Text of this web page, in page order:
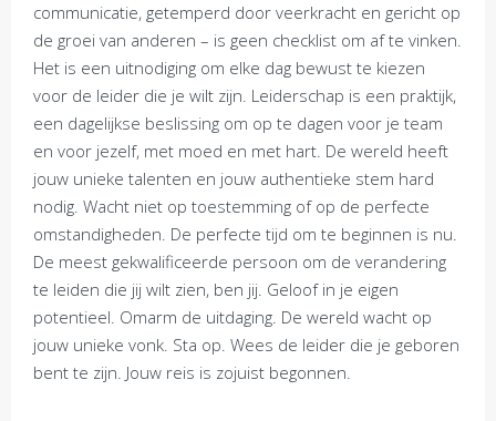
communicatie, getemperd door veerkracht en gericht op
de groei van anderen – is geen checklist om af te vinken.
Het is een uitnodiging om elke dag bewust te kiezen
voor de leider die je wilt zijn. Leiderschap is een praktijk,
een dagelijkse beslissing om op te dagen voor je team
en voor jezelf, met moed en met hart. De wereld heeft
jouw unieke talenten en jouw authentieke stem hard
nodig. Wacht niet op toestemming of op de perfecte
omstandigheden. De perfecte tijd om te beginnen is nu.
De meest gekwalificeerde persoon om de verandering
te leiden die jij wilt zien, ben jij. Geloof in je eigen
potentieel. Omarm de uitdaging. De wereld wacht op
jouw unieke vonk. Sta op. Wees de leider die je geboren
bent te zijn. Jouw reis is zojuist begonnen.